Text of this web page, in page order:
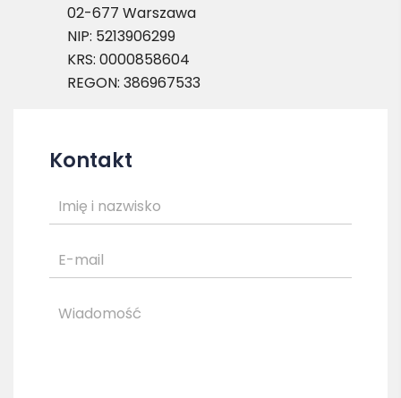
02-677 Warszawa
NIP: 5213906299
KRS: 0000858604
REGON: 386967533
Kontakt